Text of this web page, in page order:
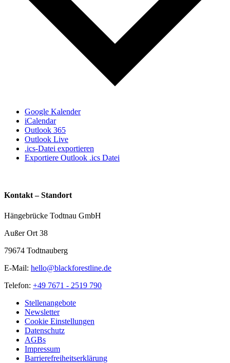
Google Kalender
iCalendar
Outlook 365
Outlook Live
.ics-Datei exportieren
Exportiere Outlook .ics Datei
Kontakt – Standort
Hängebrücke Todtnau GmbH
Außer Ort 38
79674 Todtnauberg
E-Mail: hello@blackforestline.de
Telefon: +49 7671 - 2519 790
Stellenangebote
Newsletter
Cookie Einstellungen
Datenschutz
AGBs
Impressum
Barrierefreiheitserklärung